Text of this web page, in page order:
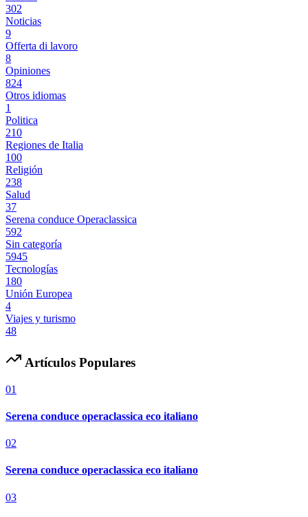
302
Noticias
9
Offerta di lavoro
8
Opiniones
824
Otros idiomas
1
Politica
210
Regiones de Italia
100
Religión
238
Salud
37
Serena conduce Operaclassica
592
Sin categoría
5945
Tecnologías
180
Unión Europea
4
Viajes y turismo
48
Artículos Populares
01
Serena conduce operaclassica eco italiano
02
Serena conduce operaclassica eco italiano
03